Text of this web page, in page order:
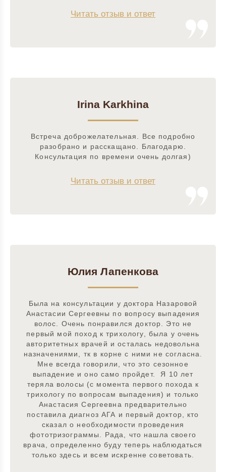
Читать отзыв и ответ
Irina Karkhina
Встреча доброжелательная. Все подробно
разобрано и расскащано. Благодарю.
Консультация по времени очень долгая)
Читать отзыв и ответ
Юлия Лапенкова
Была на консультации у доктора Назаровой
Анастасии Сергеевны по вопросу выпадения
волос. Очень понравился доктор. Это не
первый мой поход к трихологу, была у очень
авторитетных врачей и осталась недовольна
назначениями, тк в корне с ними не согласна.
Мне всегда говорили, что это сезонное
выпадение и оно само пройдет. Я 10 лет
теряла волосы (с момента первого похода к
трихологу по вопросам выпадения) и только
Анастасия Сергеевна предварительно
поставила диагноз АГА и первый доктор, кто
сказал о необходимости проведения
фототризограммы. Рада, что нашла своего
врача, определенно буду теперь наблюдаться
только здесь и всем искренне советовать.